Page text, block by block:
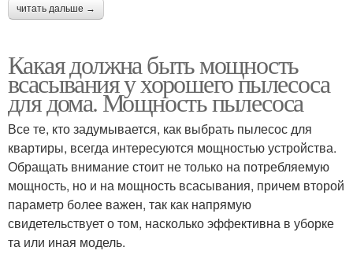
читать дальше →
Какая должна быть мощность
всасывания у хорошего пылесоса
для дома. Мощность пылесоса
Все те, кто задумывается, как выбрать пылесос для
квартиры, всегда интересуются мощностью устройства.
Обращать внимание стоит не только на потребляемую
мощность, но и на мощность всасывания, причем второй
параметр более важен, так как напрямую
свидетельствует о том, насколько эффективна в уборке
та или иная модель.